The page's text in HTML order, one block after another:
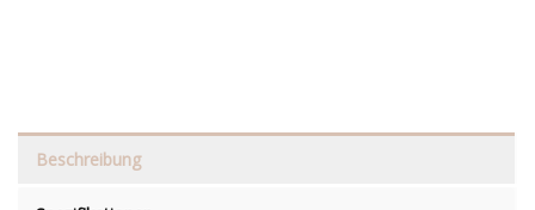
Beschreibung